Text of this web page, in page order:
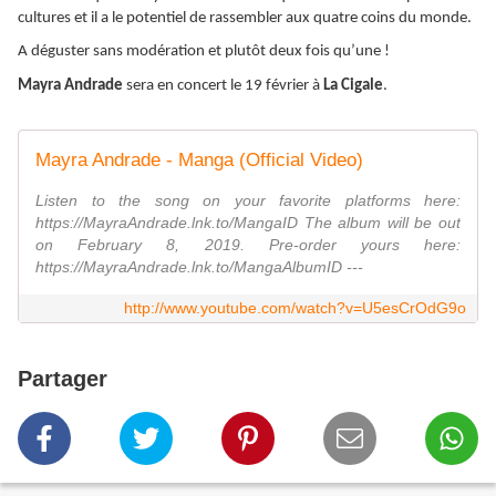
cultures et il a le potentiel de rassembler aux quatre coins du monde.
A déguster sans modération et plutôt deux fois qu’une !
Mayra Andrade sera en concert le 19 février à La Cigale.
Mayra Andrade - Manga (Official Video)
Listen to the song on your favorite platforms here:
https://MayraAndrade.lnk.to/MangaID The album will be out
on February 8, 2019. Pre-order yours here:
https://MayraAndrade.lnk.to/MangaAlbumID ---
http://www.youtube.com/watch?v=U5esCrOdG9o
Partager